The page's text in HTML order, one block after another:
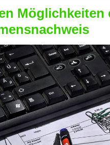
Möglichkeiten